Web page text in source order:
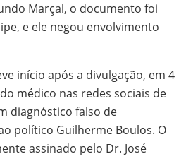
Marçal, o documento foi
e ele negou envolvimento
início após a divulgação, em 4
médico nas redes sociais de
diagnóstico falso de
político Guilherme Boulos. O
assinado pelo Dr. José